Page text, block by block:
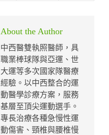
About the Author
中西醫雙執照醫師，具
職業棒球隊與亞運、世
大運等多次國家隊醫療
經驗。以中西整合的運
動醫學診療方案，服務
基層至頂尖運動選手。
專長治療各種急慢性運
動傷害、頸椎與腰椎慢